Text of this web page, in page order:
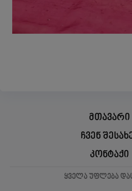
მთავარი
ჩვენ
კონტაქი
ყველა უფლება